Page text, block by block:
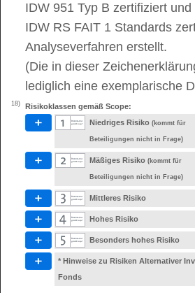
IDW 951 Typ B zertifiziert
IDW RS FAIT 1 Standards
Analyseverfahren erstellt.
(Die in dieser
lediglich eine exemplarische
18)
Risikoklassen gemäß Scope:
Niedriges Risiko (kommt für
Beteiligungen nicht in Frage)
Mäßiges Risiko (kommt für
Beteiligungen nicht in Frage)
Mittleres Risiko
Hohes Risiko
Besonders hohes Risiko
* Hinweise zu Risiken Alternativer
Fonds